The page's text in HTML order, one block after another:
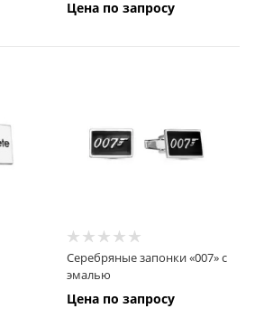
Цена по запросу
Серебряные запонки «007» с
эмалью
Цена по запросу